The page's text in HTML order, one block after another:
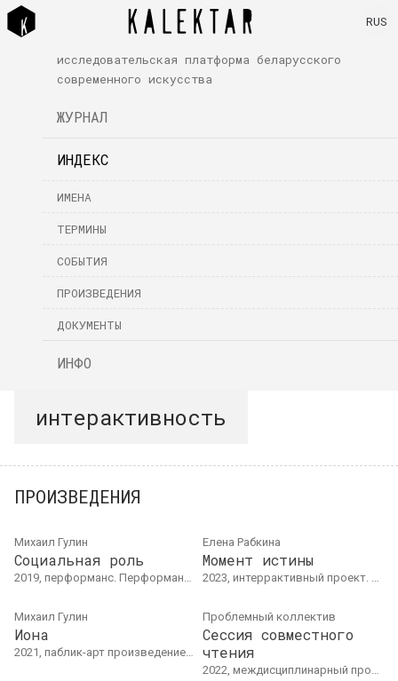
исследовательская платформа беларусского
современного искусства
ЖУРНАЛ
ИНДЕКС
ИМЕНА
ТЕРМИНЫ
СОБЫТИЯ
ПРОИЗВЕДЕНИЯ
ДОКУМЕНТЫ
ИНФО
RUS
интерактивность
ПРОИЗВЕДЕНИЯ
Михаил Гулин
Социальная роль
2019, перформанс. Перформанс, интерактивная инсталляция, деревянная конструкция, оргстекло, фотография (цифровая печать)
Елена Рабкина
Момент истины
2023, интеррактивный проект. Интерактивная инсталляция. Выставлено на выставке Ars Electronica, Австрия; Фестиваль Sziget, Венгрия.
Михаил Гулин
Иона
2021, паблик-арт произведение, акция. Паблик-арт инсталляция и трехдневная акция. Люблин
Проблемный коллектив
Сессия совместного
чтения
2022, междисциплинарный проект